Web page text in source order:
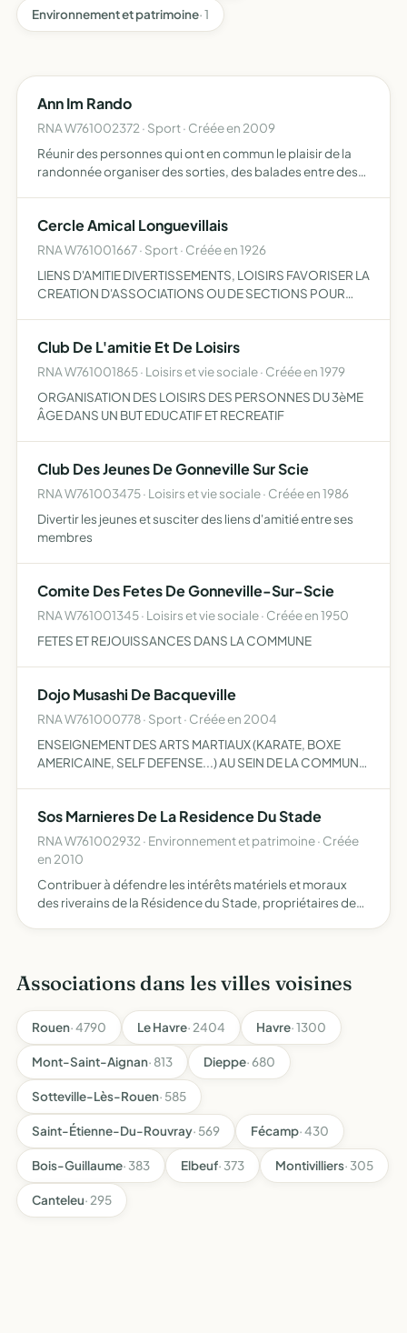
Environnement et patrimoine· 1
Ann Im Rando
RNA W761002372 · Sport · Créée en 2009
Réunir des personnes qui ont en commun le plaisir de la
randonnée organiser des sorties, des balades entre des
Cercle Amical Longuevillais
RNA W761001667 · Sport · Créée en 1926
LIENS D'AMITIE DIVERTISSEMENTS, LOISIRS FAVORISER LA
CREATION D'ASSOCIATIONS OU DE SECTIONS POUR
Club De L'amitie Et De Loisirs
RNA W761001865 · Loisirs et vie sociale · Créée en 1979
ORGANISATION DES LOISIRS DES PERSONNES DU 3èME
ÂGE DANS UN BUT EDUCATIF ET RECREATIF
Club Des Jeunes De Gonneville Sur Scie
RNA W761003475 · Loisirs et vie sociale · Créée en 1986
Divertir les jeunes et susciter des liens d'amitié entre ses
membres
Comite Des Fetes De Gonneville-Sur-Scie
RNA W761001345 · Loisirs et vie sociale · Créée en 1950
FETES ET REJOUISSANCES DANS LA COMMUNE
Dojo Musashi De Bacqueville
RNA W761000778 · Sport · Créée en 2004
ENSEIGNEMENT DES ARTS MARTIAUX (KARATE, BOXE
AMERICAINE, SELF DEFENSE...) AU SEIN DE LA COMMUNE
Sos Marnieres De La Residence Du Stade
RNA W761002932 · Environnement et patrimoine · Créée
en 2010
Contribuer à défendre les intérêts matériels et moraux
des riverains de la Résidence du Stade, propriétaires des
Associations dans les villes voisines
Rouen· 4790 Le Havre· 2404 Havre· 1300
Mont-Saint-Aignan· 813 Dieppe· 680
Sotteville-Lès-Rouen· 585
Saint-Étienne-Du-Rouvray· 569 Fécamp· 430
Bois-Guillaume· 383 Elbeuf· 373 Montivilliers· 305
Canteleu· 295